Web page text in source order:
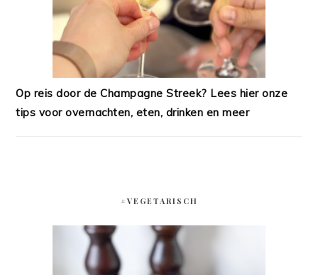
Op reis door de Champagne Streek? Lees hier onze
tips voor overnachten, eten, drinken en meer
#VEGETARISCH